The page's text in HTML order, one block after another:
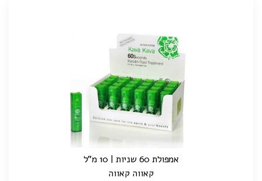
אמפולת 60 שניות | 10 מ"ל
קאווה קאווה